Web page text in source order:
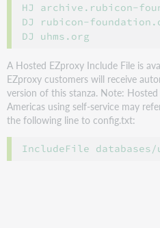
HJ archive.rubicon-
DJ rubicon-
A Hosted EZproxy Include File is
EZproxy customers will receive
version of this stanza. Note:
Americas using self-service may
the following line to config.txt: